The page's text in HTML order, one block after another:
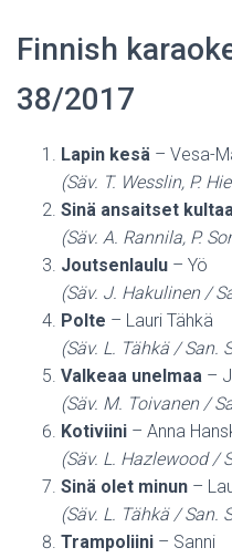
Finnish
38/2017
Lapin kesä – Vesa-
(Säv. T. Wesslin, P.
Sinä ansaitset
(Säv. A. Rannila, P.
Joutsenlaulu – Yö
(Säv. J. Hakulinen /
Polte – Lauri Tähkä
(Säv. L. Tähkä / San.
Valkeaa unelmaa –
(Säv. M. Toivanen /
Kotiviini – Anna
(Säv. L. Hazlewood /
Sinä olet minun –
(Säv. L. Tähkä / San.
Trampoliini – Sanni